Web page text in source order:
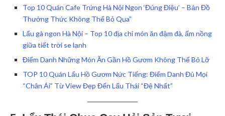
Top 10 Quán Cafe Trứng Hà Nội Ngon ‘Đúng Điệu’ – Bản Đồ
Thưởng Thức Không Thể Bỏ Qua”
Lẩu gà ngon Hà Nội – Top 10 địa chỉ món ăn đậm đà, ấm nồng
giữa tiết trời se lạnh
Điểm Danh Những Món Ăn Gần Hồ Gươm Không Thể Bỏ Lỡ
TOP 10 Quán Lẩu Hồ Gươm Nức Tiếng: Điểm Danh Đủ Mọi
“Chân Ái” Từ View Đẹp Đến Lẩu Thái “Đệ Nhất”